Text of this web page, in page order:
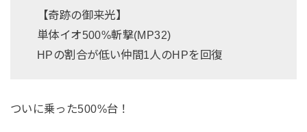
【奇跡の御来光】
単体イオ500%斬撃(MP32)
HPの割合が低い仲間1人のHPを回復
ついに乗った500%台！